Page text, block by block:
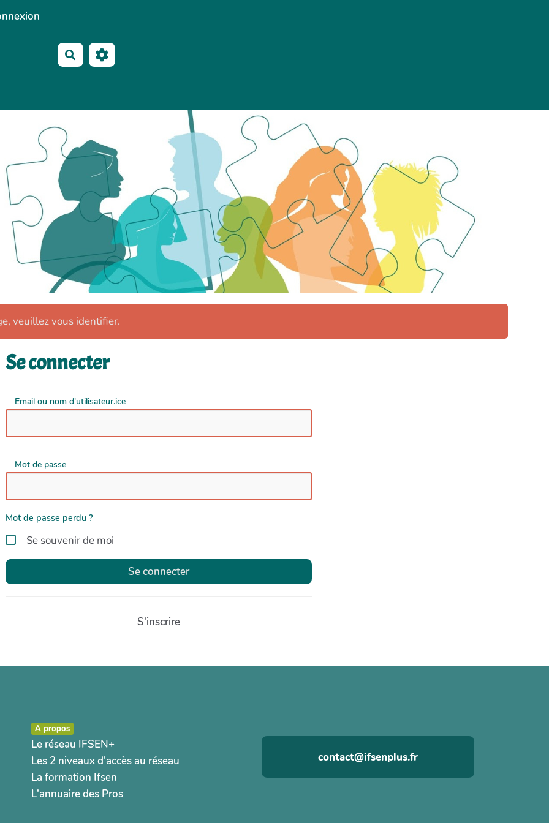
Rechercher
veuillez vous identifier.
Se connecter
Email ou nom d'utilisateur.ice
Mot de passe
Mot de passe perdu ?
Se souvenir de moi
Se connecter
S'inscrire
A propos
Le réseau IFSEN+
Les 2 niveaux d'accès au réseau
La formation Ifsen
L'annuaire des Pros
contact@ifsenplus.fr